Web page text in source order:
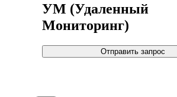
УМ (Удаленный
Мониторинг)
Отправить запрос